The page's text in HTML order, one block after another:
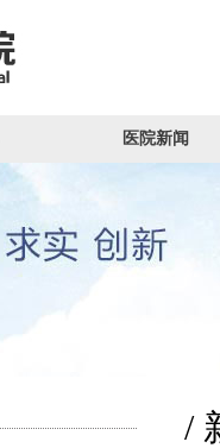
医院新闻
/